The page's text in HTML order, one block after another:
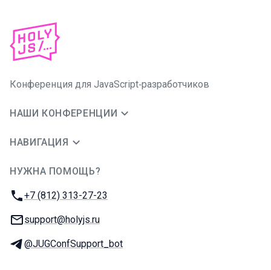
Конференция для JavaScript‑разработчиков
НАШИ КОНФЕРЕНЦИИ
НАВИГАЦИЯ
НУЖНА ПОМОЩЬ?
Телефон:
+7 (812) 313-27-23
E-mail:
support@holyjs.ru
Телеграм:
@JUGConfSupport_bot